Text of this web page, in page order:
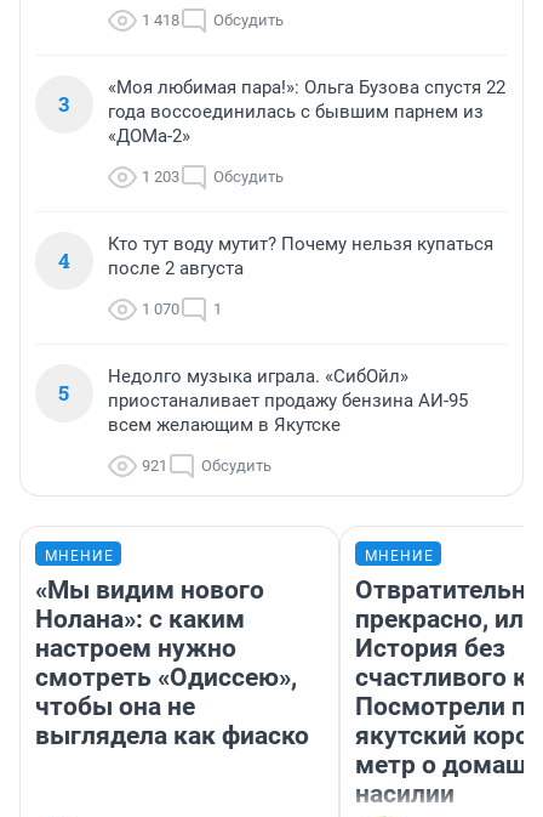
1 418 Обсудить
3
«Моя любимая пара!»: Ольга Бузова спустя 22
года воссоединилась с бывшим парнем из
«ДОМа-2»
1 203 Обсудить
4
Кто тут воду мутит? Почему нельзя купаться
после 2 августа
1 070 1
5
Недолго музыка играла. «СибОйл»
приостаналивает продажу бензина АИ-95
всем желающим в Якутске
921 Обсудить
МНЕНИЕ
«Мы видим нового
Нолана»: с каким
настроем нужно
смотреть «Одиссею»,
чтобы она не
выглядела как фиаско
МНЕНИЕ
Отвратительно
прекрасно, или
История без
счастливого
Посмотрели
якутский
метр о
насилии